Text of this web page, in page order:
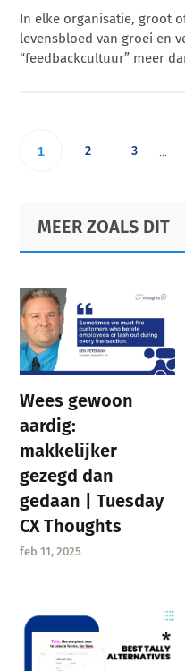
In elke organisatie, groot
levensbloed van groei en
“feedbackcultuur” meer
Go
page
1 Go
page
2 Go
page
3
Primary
Sidebar
Footer
MEER ZOALS DIT
Wees gewoon
aardig:
makkelijker
gezegd dan
gedaan | Tuesday
CX Thoughts
feb 11, 2025